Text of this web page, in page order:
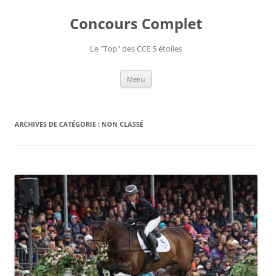
Concours Complet
Le "Top" des CCE 5 étoiles
Menu
ARCHIVES DE CATÉGORIE : NON CLASSÉ